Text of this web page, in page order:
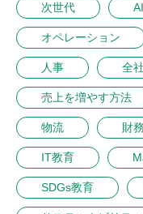
次世代
オペレーション
人事 全
売上を増やす方法
物流 財務
IT教育
SDGs教育